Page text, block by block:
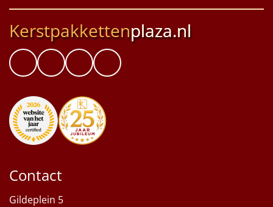
Kerstpakkettenplaza.nl
Contact
Gildeplein 5